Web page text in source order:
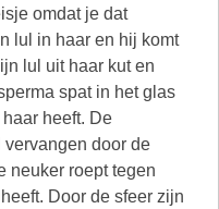
omdat je dat
lul in haar en hij komt
lul uit haar kut en
spat in het glas
heeft. De
door de
neuker roept tegen
Door de sfeer zijn